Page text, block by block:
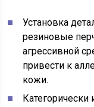
Установка
резиновые
агрессивной
привести к
кожи.
Категорически